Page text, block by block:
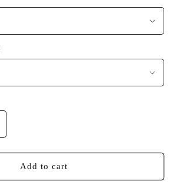
Add to cart